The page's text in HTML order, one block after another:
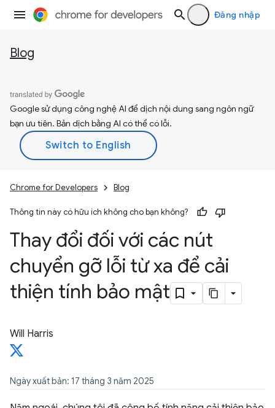
Đăng nhập
Blog
Google sử dụng công nghệ AI để dịch nội dung sang ngôn ngữ
bạn ưu tiên. Bản dịch bằng AI có thể có lỗi.
Chrome for Developers Blog
Thông tin này có hữu ích không cho bạn không?
Thay đổi đối với các nút
chuyển gỡ lỗi từ xa để cải
thiện tính bảo mật
Will Harris
Ngày xuất bản: 17 tháng 3 năm 2025